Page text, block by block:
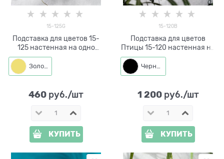
15-125G
Подставка для цветов 15-
125 настенная на одно
кашпо d=14см
Золото
460 руб./шт
КУПИТЬ
15-120B
Подставка для цветов
Птицы 15-120 настенная на
два растения
Черный
1 200 руб./шт
КУПИТЬ